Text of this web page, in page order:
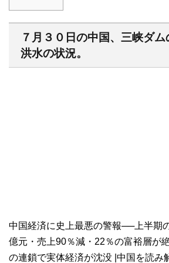
７月３０日の中国、三峡ダ
洪水の状況。
中国経済に史上最悪の警報──上半期
億元・売上90％減・22％の富裕層が
の連鎖で実体経済が沈没 |中国を読み